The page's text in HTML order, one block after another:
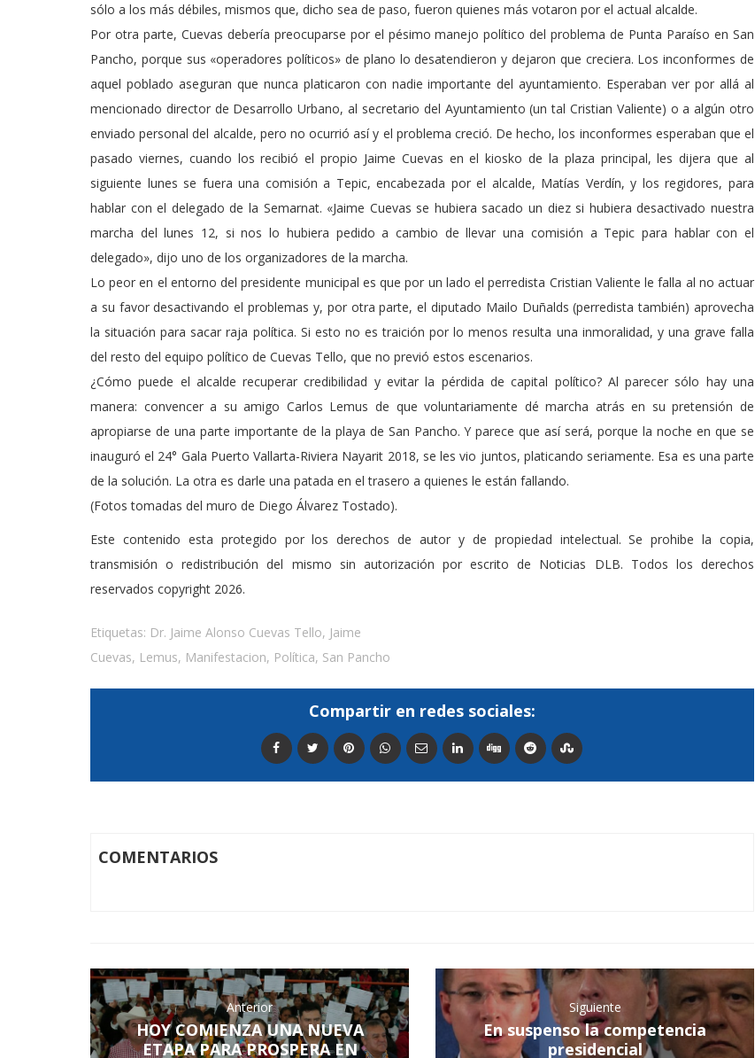
sólo a los más débiles, mismos que, dicho sea de paso, fueron quienes más votaron por el actual alcalde.
Por otra parte, Cuevas debería preocuparse por el pésimo manejo político del problema de Punta Paraíso en San
Pancho, porque sus «operadores políticos» de plano lo desatendieron y dejaron que creciera. Los inconformes de
aquel poblado aseguran que nunca platicaron con nadie importante del ayuntamiento. Esperaban ver por allá al
mencionado director de Desarrollo Urbano, al secretario del Ayuntamiento (un tal Cristian Valiente) o a algún otro
enviado personal del alcalde, pero no ocurrió así y el problema creció. De hecho, los inconformes esperaban que el
pasado viernes, cuando los recibió el propio Jaime Cuevas en el kiosko de la plaza principal, les dijera que al
siguiente lunes se fuera una comisión a Tepic, encabezada por el alcalde, Matías Verdín, y los regidores, para
hablar con el delegado de la Semarnat. «Jaime Cuevas se hubiera sacado un diez si hubiera desactivado nuestra
marcha del lunes 12, si nos lo hubiera pedido a cambio de llevar una comisión a Tepic para hablar con el
delegado», dijo uno de los organizadores de la marcha.
Lo peor en el entorno del presidente municipal es que por un lado el perredista Cristian Valiente le falla al no actuar
a su favor desactivando el problemas y, por otra parte, el diputado Mailo Duñalds (perredista también) aprovecha
la situación para sacar raja política. Si esto no es traición por lo menos resulta una inmoralidad, y una grave falla
del resto del equipo político de Cuevas Tello, que no previó estos escenarios.
¿Cómo puede el alcalde recuperar credibilidad y evitar la pérdida de capital político? Al parecer sólo hay una
manera: convencer a su amigo Carlos Lemus de que voluntariamente dé marcha atrás en su pretensión de
apropiarse de una parte importante de la playa de San Pancho. Y parece que así será, porque la noche en que se
inauguró el 24° Gala Puerto Vallarta-Riviera Nayarit 2018, se les vio juntos, platicando seriamente. Esa es una parte
de la solución. La otra es darle una patada en el trasero a quienes le están fallando.
(Fotos tomadas del muro de Diego Álvarez Tostado).
Este contenido esta protegido por los derechos de autor y de propiedad intelectual. Se prohibe la copia,
transmisión o redistribución del mismo sin autorización por escrito de Noticias DLB. Todos los derechos
reservados copyright 2026.
Etiquetas: Dr. Jaime Alonso Cuevas Tello, Jaime
Cuevas, Lemus, Manifestacion, Política, San Pancho
Compartir en redes sociales:
COMENTARIOS
Anterior
HOY COMIENZA UNA NUEVA
ETAPA PARA PROSPERA EN
Siguiente
En suspenso la competencia
presidencial